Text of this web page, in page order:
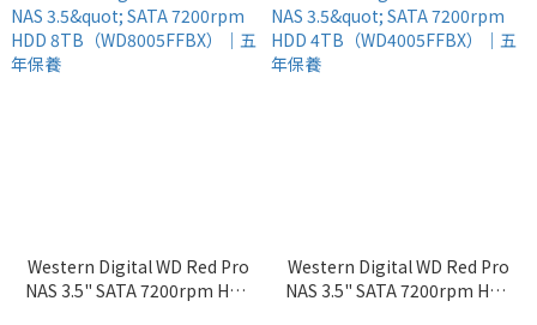
Western Digital WD Red Pro
NAS 3.5" SATA 7200rpm HDD
Western Digital WD Red Pro
NAS 3.5" SATA 7200rpm HDD